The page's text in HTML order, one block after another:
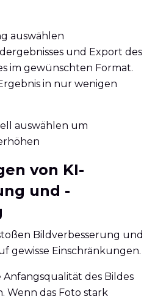
und Export des
im gewünschten Format.
in nur wenigen
von KI-
und -
Bildverbesserung und
gewisse Einschränkungen.
Anfangsqualität des Bildes
Wenn das Foto stark